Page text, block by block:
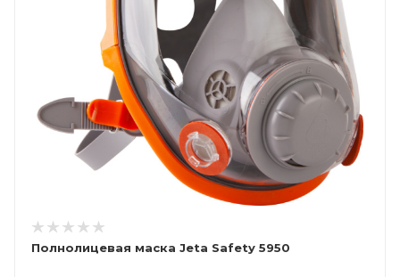
Полнолицевая маска Jeta Safety 5950